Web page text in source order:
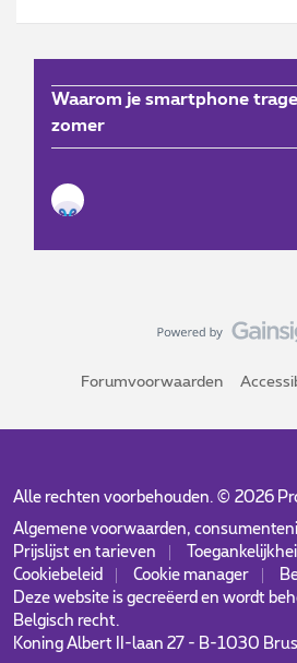
Waarom je smartphone
zomer
Forumvoorwaarden
Alle rechten voorbehouden. © 2026
Algemene voorwaarden,
Prijslijst en tarieven
Cookiebeleid
Cookie manager
Deze website is gecreëerd en wordt
Belgisch recht.
Koning Albert II-laan 27 - B-1030